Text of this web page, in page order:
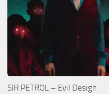
SIR PETROL – Evil Design